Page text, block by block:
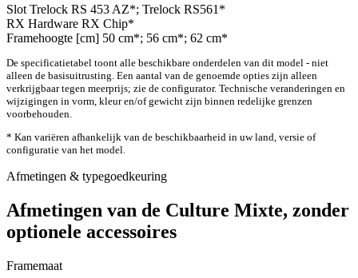
Slot Trelock RS 453 AZ*; Trelock RS561*
RX Hardware RX Chip*
Framehoogte [cm] 50 cm*; 56 cm*; 62 cm*
De specificatietabel toont alle beschikbare onderdelen van dit model - niet
alleen de basisuitrusting. Een aantal van de genoemde opties zijn alleen
verkrijgbaar tegen meerprijs; zie de configurator. Technische veranderingen en
wijzigingen in vorm, kleur en/of gewicht zijn binnen redelijke grenzen
voorbehouden.
* Kan variëren afhankelijk van de beschikbaarheid in uw land, versie of
configuratie van het model.
Afmetingen & typegoedkeuring
Afmetingen van de Culture Mixte, zonder
optionele accessoires
Framemaat